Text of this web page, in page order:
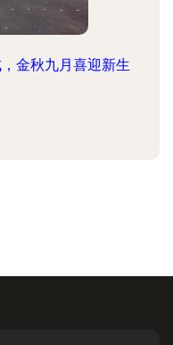
金秋九月喜迎新生